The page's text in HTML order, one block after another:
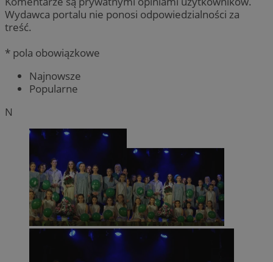
Wydawca portalu nie ponosi odpowiedzialności za
treść.
* pola obowiązkowe
Najnowsze
Popularne
N